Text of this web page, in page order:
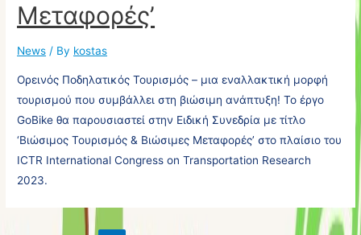
Μεταφορές’
News / By kostas
Ορεινός Ποδηλατικός Τουρισμός – μια εναλλακτική μορφή
τουρισμού που συμβάλλει στη βιώσιμη ανάπτυξη! Το έργο
GoBike θα παρουσιαστεί στην Ειδική Συνεδρία με τίτλο
‘Βιώσιμος Τουρισμός & Βιώσιμες Μεταφορές’ στο πλαίσιο του
ICTR International Congress on Transportation Research
2023.